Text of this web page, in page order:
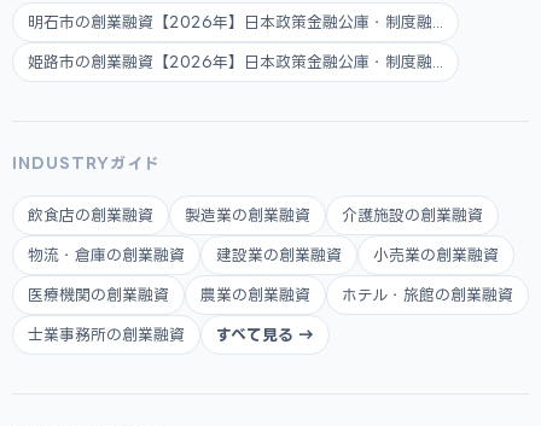
明石市の創業融資【2026年】日本政策金融公庫・制度融...
姫路市の創業融資【2026年】日本政策金融公庫・制度融...
INDUSTRYガイド
飲食店の創業融資 製造業の創業融資 介護施設の創業融資
物流・倉庫の創業融資 建設業の創業融資 小売業の創業融資
医療機関の創業融資 農業の創業融資 ホテル・旅館の創業融資
士業事務所の創業融資 すべて見る →